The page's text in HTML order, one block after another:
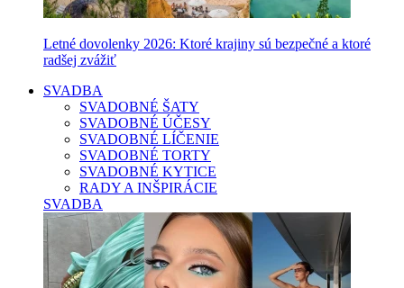
Letné dovolenky 2026: Ktoré krajiny sú bezpečné a ktoré
radšej zvážiť
SVADBA
SVADOBNÉ ŠATY
SVADOBNÉ ÚČESY
SVADOBNÉ LÍČENIE
SVADOBNÉ TORTY
SVADOBNÉ KYTICE
RADY A INŠPIRÁCIE
SVADBA